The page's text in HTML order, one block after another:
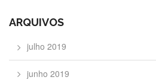
ARQUIVOS
julho 2019
junho 2019